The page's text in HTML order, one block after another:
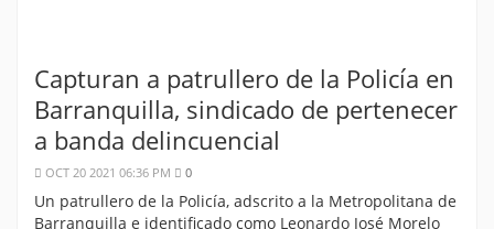
Capturan a patrullero de la Policía en
Barranquilla, sindicado de pertenecer
a banda delincuencial
OCT 20 2021 06:36 PM 0
Un patrullero de la Policía, adscrito a la Metropolitana de
Barranquilla e identificado como Leonardo José Morelo